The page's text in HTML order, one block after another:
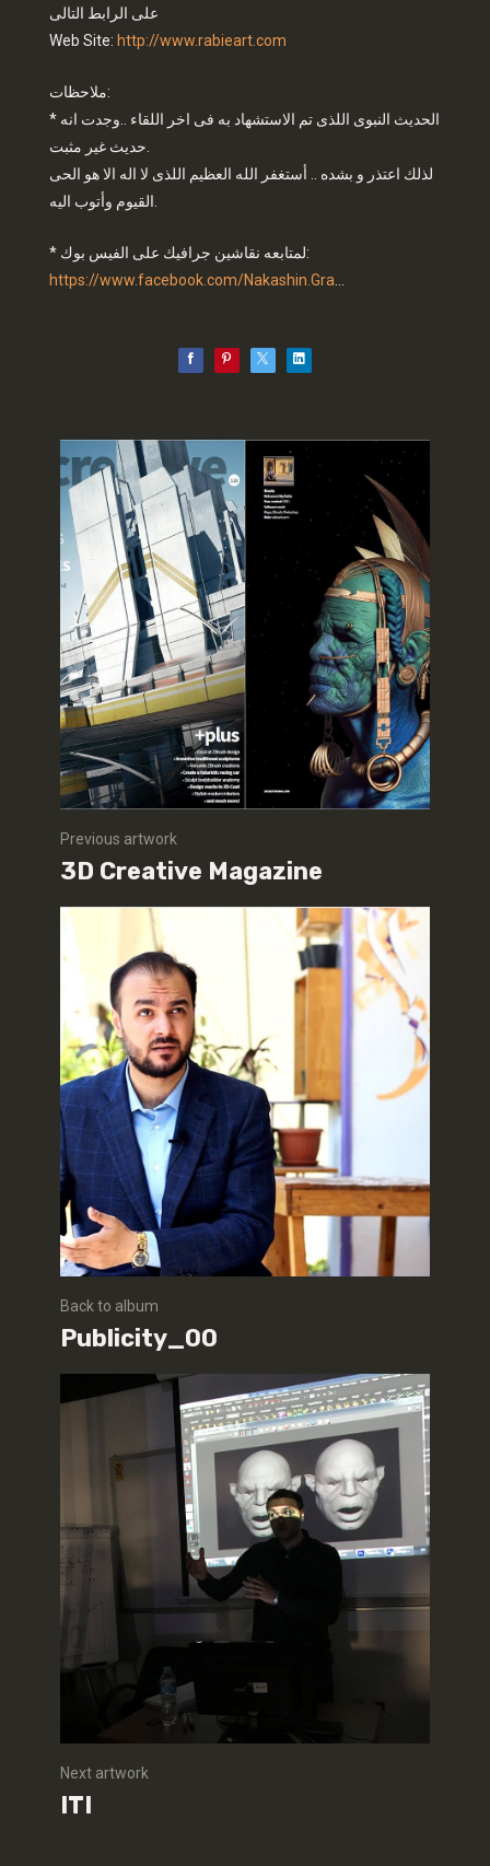
على الرابط التالى
Web Site: http://www.rabieart.com
ملاحظات:
* الحديث النبوى اللذى تم الاستشهاد به فى اخر اللقاء ..وجدت انه
حديث غير مثبت.
لذلك اعتذر و بشده .. أستغفر الله العظيم اللذى لا اله الا هو الحى
القيوم وأتوب اليه.
* لمتابعه نقاشين جرافيك على الفيس بوك:
https://www.facebook.com/Nakashin.Gra...
Previous artwork
3D Creative Magazine
Back to album
Publicity_00
Next artwork
ITI